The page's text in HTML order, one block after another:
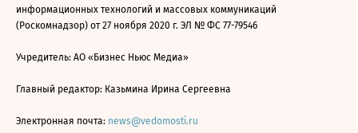
информационных технологий и массовых коммуникаций
(Роскомнадзор) от 27 ноября 2020 г. ЭЛ № ФС 77-79546
Учредитель: АО «Бизнес Ньюс Медиа»
Главный редактор: Казьмина Ирина Сергеевна
Электронная почта: news@vedomosti.ru